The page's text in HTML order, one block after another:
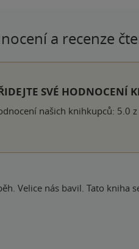
a recenze
SVÉ HODNOCENÍ
našich knihkupců: 5.0 z
Velice nás bavil. Tato kniha